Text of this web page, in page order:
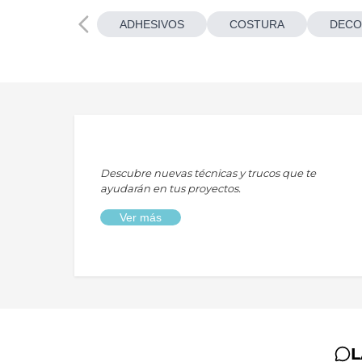
ADHESIVOS COSTURA
Descubre nuevas técnicas y trucos que te
ayudarán en tus proyectos.
Ver más